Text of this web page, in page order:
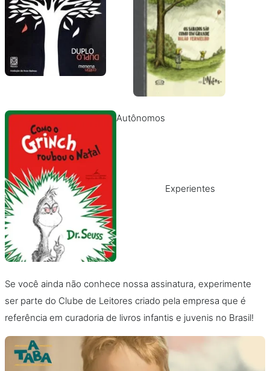
Autônomos
Experientes
Se você ainda não conhece nossa assinatura, experimente
ser parte do Clube de Leitores criado pela empresa que é
referência em curadoria de livros infantis e juvenis no Brasil!